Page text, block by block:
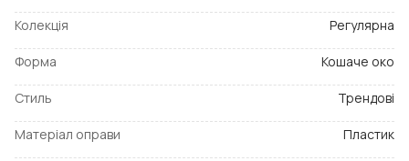
Колекція Регулярна
Форма Кошаче око
Стиль Трендові
Матеріал оправи Пластик